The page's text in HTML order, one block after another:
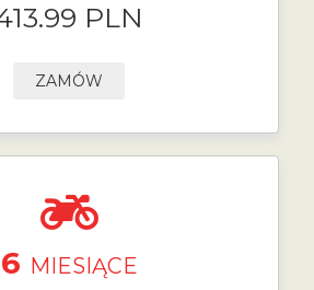
PLN
ZAMÓW
6 MIESIĄCE